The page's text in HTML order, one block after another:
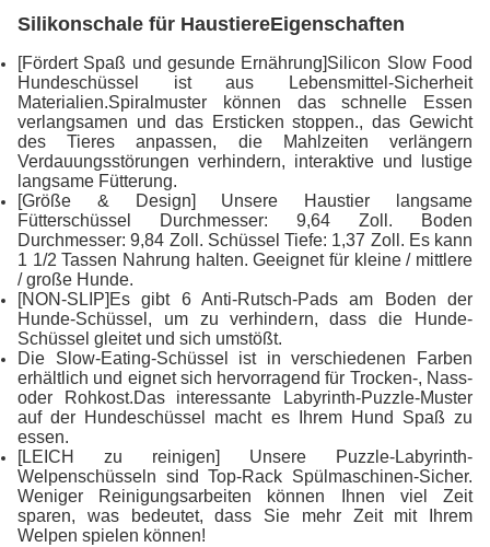
Silikonschale für HaustiereEigenschaften
[Fördert Spaß und gesunde Ernährung]Silicon Slow Food
Hundeschüssel ist aus Lebensmittel-Sicherheit
Materialien.Spiralmuster können das schnelle Essen
verlangsamen und das Ersticken stoppen., das Gewicht
des Tieres anpassen, die Mahlzeiten verlängern
Verdauungsstörungen verhindern, interaktive und lustige
langsame Fütterung.
[Größe & Design] Unsere Haustier langsame
Fütterschüssel Durchmesser: 9,64 Zoll. Boden
Durchmesser: 9,84 Zoll. Schüssel Tiefe: 1,37 Zoll. Es kann
1 1/2 Tassen Nahrung halten. Geeignet für kleine / mittlere
/ große Hunde.
[NON-SLIP]Es gibt 6 Anti-Rutsch-Pads am Boden der
Hunde-Schüssel, um zu verhindern, dass die Hunde-
Schüssel gleitet und sich umstößt.
Die Slow-Eating-Schüssel ist in verschiedenen Farben
erhältlich und eignet sich hervorragend für Trocken-, Nass-
oder Rohkost.Das interessante Labyrinth-Puzzle-Muster
auf der Hundeschüssel macht es Ihrem Hund Spaß zu
essen.
[LEICH zu reinigen] Unsere Puzzle-Labyrinth-
Welpenschüsseln sind Top-Rack Spülmaschinen-Sicher.
Weniger Reinigungsarbeiten können Ihnen viel Zeit
sparen, was bedeutet, dass Sie mehr Zeit mit Ihrem
Welpen spielen können!